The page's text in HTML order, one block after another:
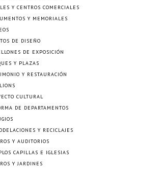
Y CENTROS COMERCIALES
Y MEMORIALES
DE DISEÑO
DE EXPOSICIÓN
Y PLAZAS
Y RESTAURACIÓN
CULTURAL
DE DEPARTAMENTOS
Y RECICLAJES
Y AUDITORIOS
CAPILLAS E IGLESIAS
Y JARDINES